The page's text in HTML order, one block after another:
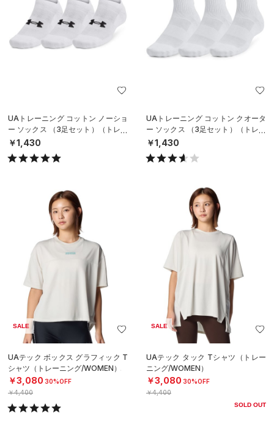
UAトレーニング コットン ノーショ
ー ソックス （3足セット）（トレー
ニング/UNISEX）
￥1,430
UAトレーニング コットン クオータ
ー ソックス （3足セット）（トレー
ニング/UNISEX）
￥1,430
SALE
UAテック ボックス グラフィック T
シャツ（トレーニング/WOMEN）
￥3,080 30%OFF
￥4,400
SALE
UAテック タック Tシャツ（トレー
ニング/WOMEN）
￥3,080 30%OFF
￥4,400
SOLD OUT